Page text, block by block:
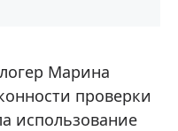
Марина
проверки
использование